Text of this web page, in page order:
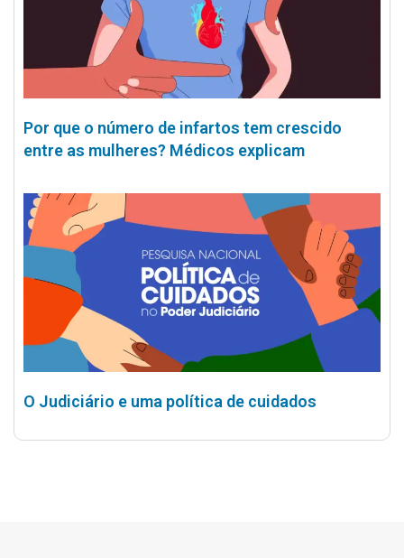
Por que o número de infartos tem crescido
entre as mulheres? Médicos explicam
O Judiciário e uma política de cuidados